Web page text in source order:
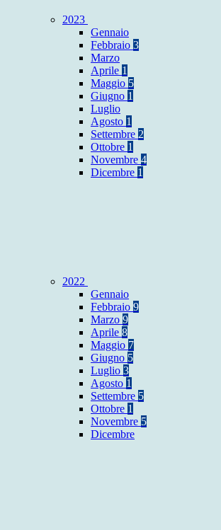
2023
Gennaio
Febbraio 3
Marzo
Aprile 1
Maggio 5
Giugno 1
Luglio
Agosto 1
Settembre 2
Ottobre 1
Novembre 4
Dicembre 1
2022
Gennaio
Febbraio 9
Marzo 9
Aprile 8
Maggio 7
Giugno 5
Luglio 3
Agosto 1
Settembre 5
Ottobre 1
Novembre 5
Dicembre